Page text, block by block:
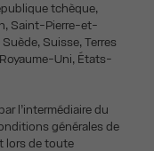
tchèque,
Saint-Pierre-et-
Suisse, Terres
Uni, États-
l’intermédiaire du
générales de
lors de toute